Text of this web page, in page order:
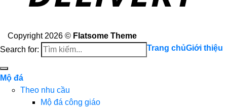
Copyright 2026 © Flatsome Theme
Search for:
Trang chủGiới thiệu
Mộ đá
Theo nhu cầu
Mộ đá công giáo